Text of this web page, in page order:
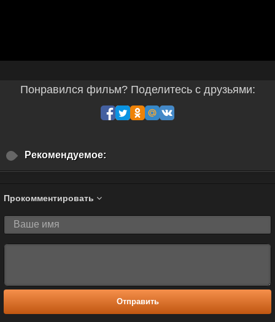
Понравился фильм? Поделитесь с друзьями:
Рекомендуемое:
Прокомментировать
Отправить